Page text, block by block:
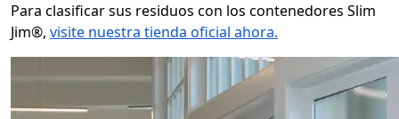
Para clasificar sus residuos con los contenedores Slim
Jim®, visite nuestra tienda oficial ahora.